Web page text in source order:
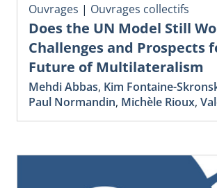
Ouvrages | Ouvrages collectifs
Does the UN Model Still
Challenges and Prospects
Future of Multilateralism
Mehdi Abbas, Kim Fontaine-
Paul Normandin, Michèle Rioux,